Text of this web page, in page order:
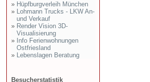
» Hüpfburgverleih München
» Lohmann Trucks - LKW An-
und Verkauf
» Render Vision 3D-
Visualisierung
» Info Ferienwohnungen
Ostfriesland
» Lebenslagen Beratung
Besucherstatistik